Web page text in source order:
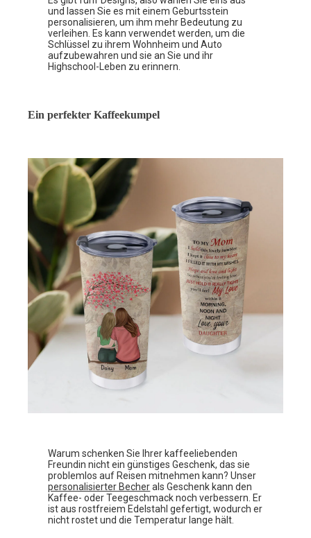
und lassen Sie es mit einem Geburtsstein
personalisieren, um ihm mehr Bedeutung zu
verleihen. Es kann verwendet werden, um die
Schlüssel zu ihrem Wohnheim und Auto
aufzubewahren und sie an Sie und ihr
Highschool-Leben zu erinnern.
Ein perfekter Kaffeekumpel
Warum schenken Sie Ihrer kaffeeliebenden
Freundin nicht ein günstiges Geschenk, das sie
problemlos auf Reisen mitnehmen kann? Unser
personalisierter Becherals Geschenk kann den
Kaffee- oder Teegeschmack noch verbessern. Er
ist aus rostfreiem Edelstahl gefertigt, wodurch er
nicht rostet und die Temperatur lange hält.